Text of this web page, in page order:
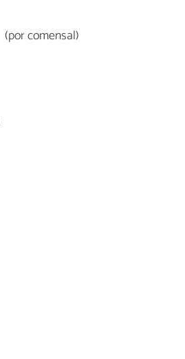
(por comensal)